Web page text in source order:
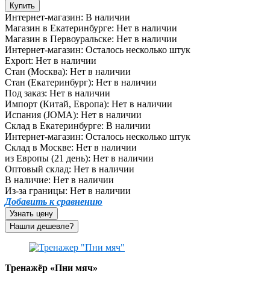
Купить
Интернет-магазин: В наличии
Магазин в Екатеринбурге: Нет в наличии
Магазин в Первоуральске: Нет в наличии
Интернет-магазин: Осталось несколько штук
Export: Нет в наличии
Стан (Москва): Нет в наличии
Стан (Екатеринбург): Нет в наличии
Под заказ: Нет в наличии
Импорт (Китай, Европа): Нет в наличии
Испания (JOMA): Нет в наличии
Склад в Екатеринбурге: В наличии
Интернет-магазин: Осталось несколько штук
Склад в Москве: Нет в наличии
из Европы (21 день): Нет в наличии
Оптовый склад: Нет в наличии
В наличие: Нет в наличии
Из-за границы: Нет в наличии
Добавить к сравнению
Узнать цену
Тренажёр «Пни мяч»